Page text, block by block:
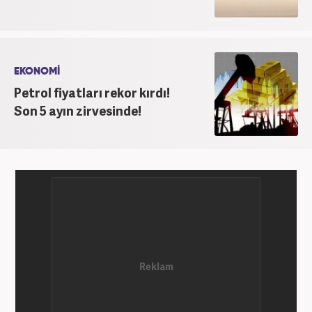
EKONOMİ
Petrol fiyatları rekor kırdı!
Son 5 ayın zirvesinde!